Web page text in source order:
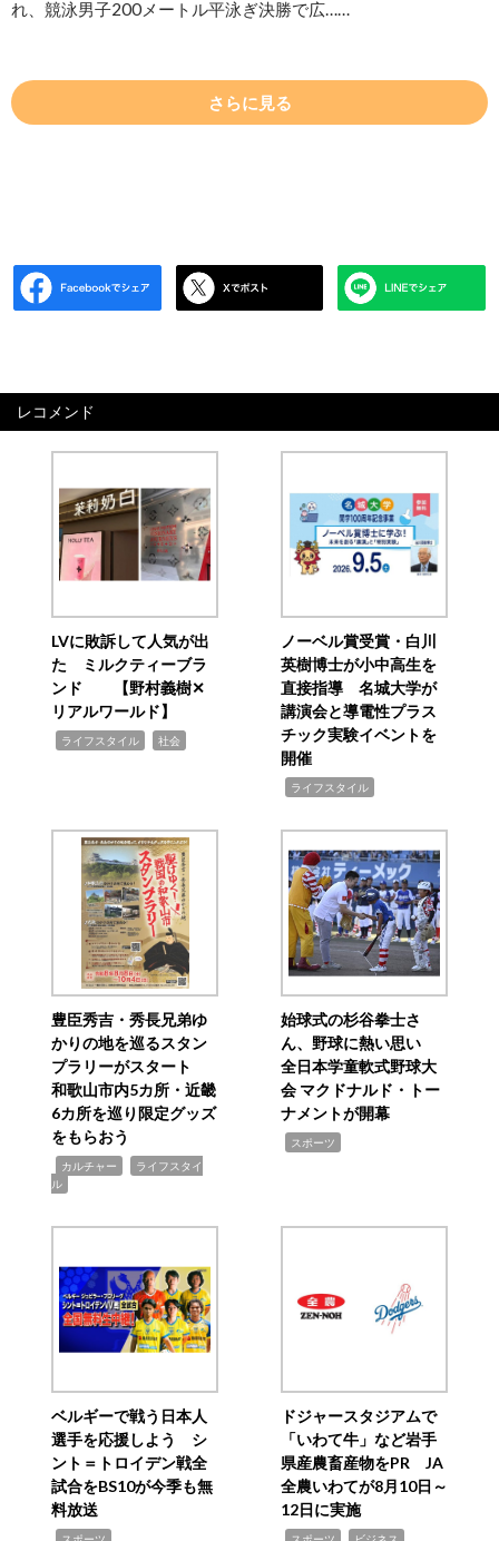
れ、競泳男子200メートル平泳ぎ決勝で広……
さらに見る
レコメンド
LVに敗訴して人気が出
た ミルクティーブラ
ンド 【野村義樹✕
リアルワールド】
ライフスタイル 社会
ノーベル賞受賞・白川
英樹博士が小中高生を
直接指導 名城大学が
講演会と導電性プラス
チック実験イベントを
開催
ライフスタイル
豊臣秀吉・秀長兄弟ゆ
かりの地を巡るスタン
プラリーがスタート
和歌山市内5カ所・近畿
6カ所を巡り限定グッズ
をもらおう
カルチャー
ライフスタイ
ル
始球式の杉谷拳士さ
ん、野球に熱い思い
全日本学童軟式野球大
会 マクドナルド・トー
ナメントが開幕
スポーツ
ベルギーで戦う日本人
選手を応援しよう シ
ント＝トロイデン戦全
試合をBS10が今季も無
料放送
ドジャースタジアムで
「いわて牛」など岩手
県産農畜産物をPR JA
全農いわてが8月10日～
12日に実施